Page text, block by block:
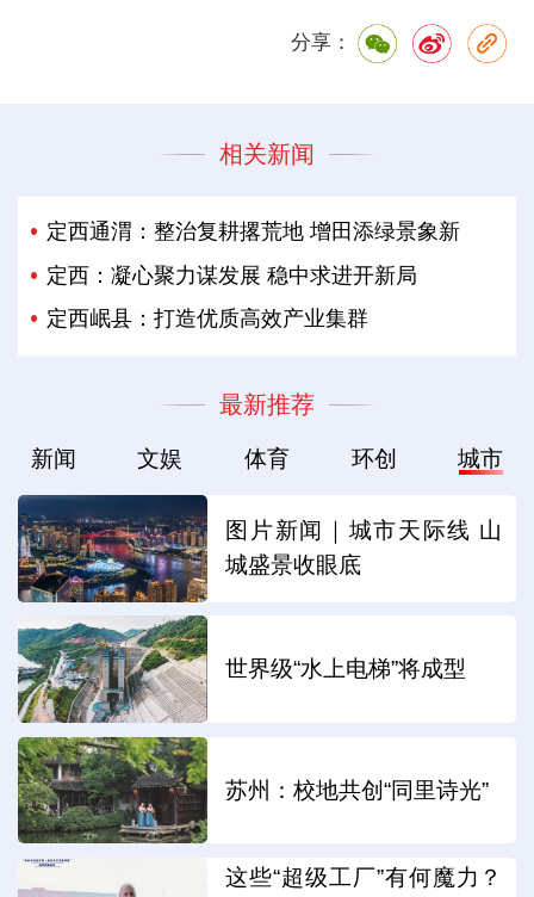
分享：
相关新闻
定西通渭：整治复耕撂荒地 增田添绿景象新
定西：凝心聚力谋发展 稳中求进开新局
定西岷县：打造优质高效产业集群
最新推荐
新闻 文娱 体育 环创 城市
图片新闻｜城市天际线 山
城盛景收眼底
世界级“水上电梯”将成型
苏州：校地共创“同里诗光”
这些“超级工厂”有何魔力？